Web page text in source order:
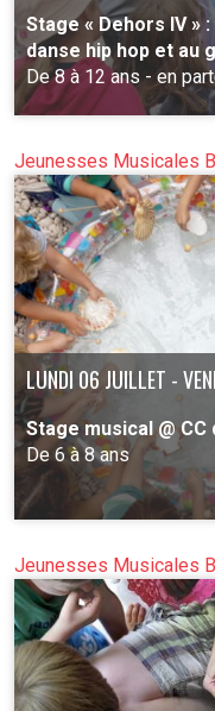
Stage « Dehors IV »
danse hip hop et au
De 8 à 12 ans - en
PLUS D'INFO
Jeunesses Musicales
LUNDI 06 JUILLET -
Stage musical @
De 6 à 8 ans
PLUS D'INFO
Jeunesses Musicales